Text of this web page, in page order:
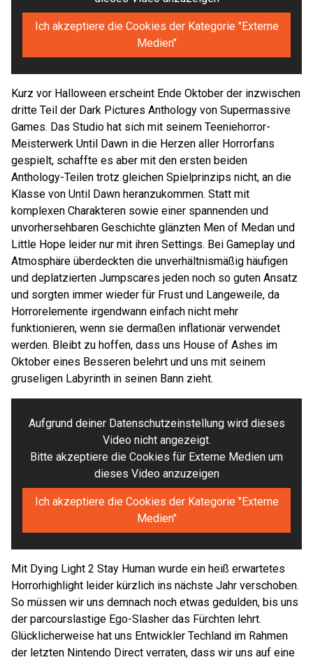
Ich akzeptiere die Cookies der Kategorie "Externe
Medien"
Kurz vor Halloween erscheint Ende Oktober der inzwischen
dritte Teil der Dark Pictures Anthology von Supermassive
Games. Das Studio hat sich mit seinem Teeniehorror-
Meisterwerk Until Dawn in die Herzen aller Horrorfans
gespielt, schaffte es aber mit den ersten beiden
Anthology-Teilen trotz gleichen Spielprinzips nicht, an die
Klasse von Until Dawn heranzukommen. Statt mit
komplexen Charakteren sowie einer spannenden und
unvorhersehbaren Geschichte glänzten Men of Medan und
Little Hope leider nur mit ihren Settings. Bei Gameplay und
Atmosphäre überdeckten die unverhältnismäßig häufigen
und deplatzierten Jumpscares jeden noch so guten Ansatz
und sorgten immer wieder für Frust und Langeweile, da
Horrorelemente irgendwann einfach nicht mehr
funktionieren, wenn sie dermaßen inflationär verwendet
werden. Bleibt zu hoffen, dass uns House of Ashes im
Oktober eines Besseren belehrt und uns mit seinem
gruseligen Labyrinth in seinen Bann zieht.
Aufgrund deiner Datenschutzeinstellung wird dieses
Video nicht angezeigt.
Bitte akzeptiere die Cookies für Externe Medien um
dieses Video anzuzeigen
Ich akzeptiere die Cookies der Kategorie "Externe
Medien"
Mit Dying Light 2 Stay Human wurde ein heiß erwartetes
Horrorhighlight leider kürzlich ins nächste Jahr verschoben.
So müssen wir uns demnach noch etwas gedulden, bis uns
der parcourslastige Ego-Slasher das Fürchten lehrt.
Glücklicherweise hat uns Entwickler Techland im Rahmen
der letzten Nintendo Direct verraten, dass wir uns auf eine